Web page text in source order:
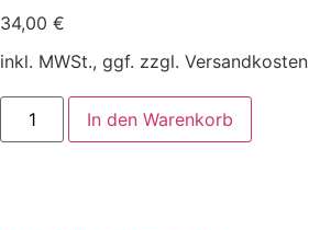
34,00 €
inkl. MWSt., ggf. zzgl. Versandkosten
In den Warenkorb